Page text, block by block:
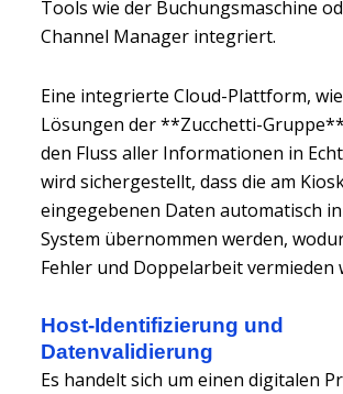
Tools wie der Buchungsmaschine
Channel Manager integriert.
Eine integrierte Cloud-Plattform,
Lösungen der **Zucchetti-
den Fluss aller Informationen in
wird sichergestellt, dass die am
eingegebenen Daten automatisch
System übernommen werden,
Fehler und Doppelarbeit vermieden
Host-Identifizierung und
Datenvalidierung
Es handelt sich um einen digitalen